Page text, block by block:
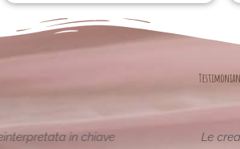
Le creazioni sono fantastiche e